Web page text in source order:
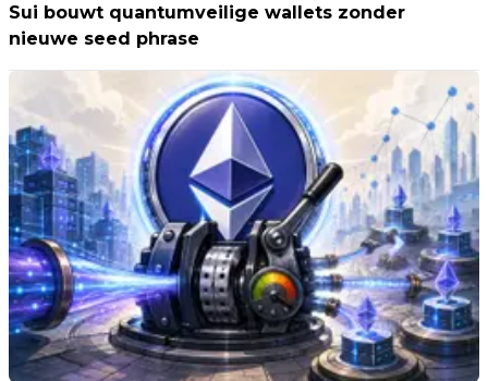
Sui bouwt quantumveilige wallets zonder
nieuwe seed phrase